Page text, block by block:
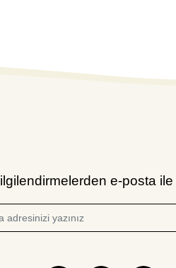
e-posta